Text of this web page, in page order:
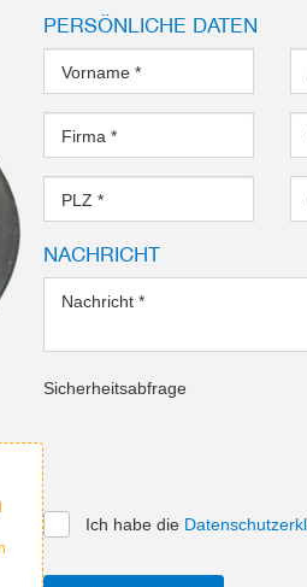
PERSÖNLICHE DATEN
Vorname*
Firma*
PLZ*
NACHRICHT
Nachricht*
Sicherheitsabfrage
Ich habe die